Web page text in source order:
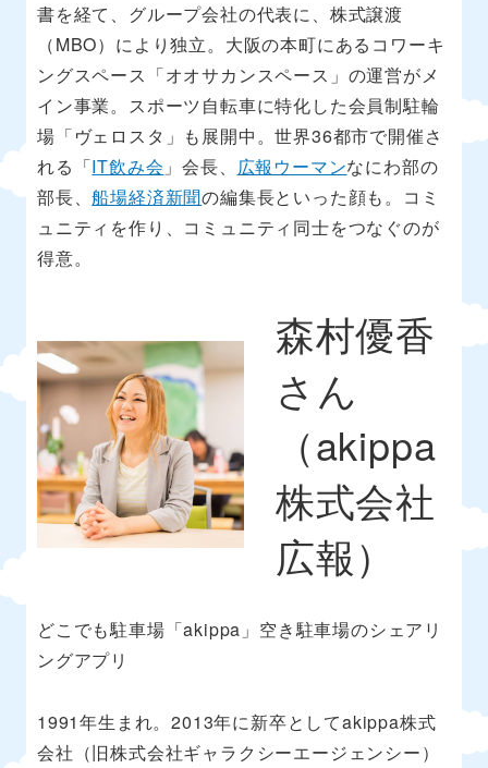
書を経て、グループ会社の代表に、株式譲渡
（MBO）により独立。大阪の本町にあるコワーキ
ングスペース「オオサカンスペース」の運営がメ
イン事業。スポーツ自転車に特化した会員制駐輪
場「ヴェロスタ」も展開中。世界36都市で開催さ
れる「IT飲み会 」会長、 広報ウーマンなにわ部の
部長、船場経済新聞の編集長といった顔も。コミ
ュニティを作り、コミュニティ同士をつなぐのが
得意。
森村優香
さん
（akippa
株式会社
広報）
どこでも駐車場「akippa」空き駐車場のシェアリ
ングアプリ
1991年生まれ。2013年に新卒としてakippa株式
会社（旧株式会社ギャラクシーエージェンシー）